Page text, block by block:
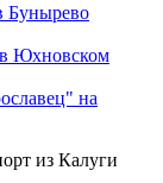
Бунырево
в Юхновском
на